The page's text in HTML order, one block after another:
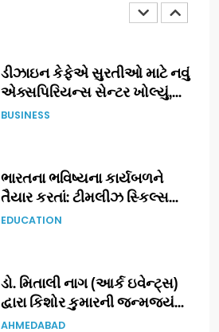
‘ટોમ એન્ડ ચેરી’ સાથે નવા યુગની
ડીઝાઇન કેફેએ સુરતીઓ માટે નવું
એક્સપિરિયન્સ સેન્ટર ખોલ્યું,
ગુજરાતમાં પોતાની હાજરી વધુ
BUSINESS
ભારતના ભવિષ્યના કાર્યબળને
તૈયાર કરતાં: ટીમલીઝ સ્કિલ્સ
યુનિવર્સિટીએ 65 સ્નાતકોને ડિગ્રી
EDUCATION
ડો. મિતાલી નાગ (આર્ક ઇવેન્ટ્સ)
દ્વારા કિશોર કુમારની જન્મજયંતિ
નિમિત્તે સંગીતમય શ્રદ્ધાંજલિ
AHMEDABAD